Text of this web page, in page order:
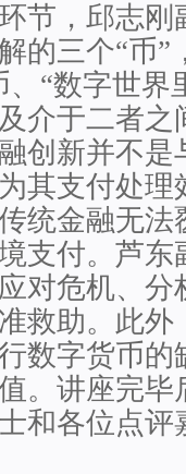
节，邱志刚
的三个“币”
、“数字世界
介于二者之
创新并不是
其支付处理
统金融无法
支付。芦东
对危机、分
救助。此外
数字货币的
。讲座完毕
和各位点评